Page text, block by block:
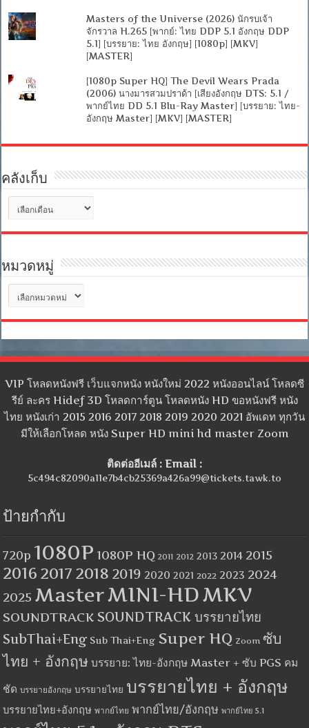
Masters of the Universe (2026) นักรบเจ้า
จักรวาล H.265 [พากย์: ไทย DDP 5.1 อังกฤษ DDP
5.1] [บรรยาย: ไทย อังกฤษ] [1080p] [MKV]
[MASTER]
[1080p Super HQ] The Devil Wears Prada
(2006) นางมารสวมปราด้า [เสียงอังกฤษ DTS: 5.1 /
พากย์ไทย DD 5.1 Blu-Ray Master] [บรรยาย: ไทย-
อังกฤษ Master] [MKV] [MASTER]
คลังเก็บ
เก็บ
หมวดหมู่
หมู่
VIP โหลดหนังฟรี เว็บแจกหนัง หนังใหม่ 2022 หนังออนไลน์ โหลดซี
รีย์ ละคร Hidef 3D โหลดการ์ตูน โหลดหนัง HD ขอหนังฟรี หนัง
ไทย หนังเก่า 2015 2016 2017 2018 2019 2020 2021 อัพเดท ทุกวัน
มีให้เลือกโหลด หนัง Super HD mini hd master Zoom
ติดต่ออีเมล์ : Email :
5c494c82090a11e7b4cb25369a426a99@tickets.tawk.to
ป้ายกำกับ
720p 1080P 1080P HQ 2011 2012 2013 2014 2015
2016 2017 2018 2019 2020 2021 2022 2023 2024
2025 MasterMINI-HDMKV
SOUNDTRACK SOUNDTRACK บรรยายไทย
SubThai+Eng Sub Thai+Eng Super HQ Zoom ซับ
ไทย + อังกฤษ บรรยาย: ไทย-อังกฤษ Master + ซับ PGS คม
ชัด บรรยายอังกฤษ บรรยายไทย บรรยายไทย + อังกฤษ
บรรยายไทย+อังกฤษ พากย์ไทย พากย์ไทย/อังกฤษ พากย์ไทย 5.1